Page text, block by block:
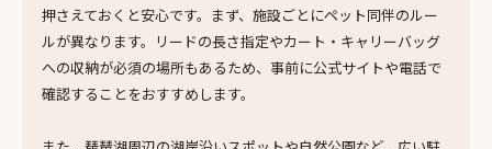
押さえておくと安心です。まず、施設ごとにペット同伴のルー
ルが異なります。リードの長さ指定やカート・キャリーバッグ
への収納が必須の場所もあるため、事前に公式サイトや電話で
確認することをおすすめします。